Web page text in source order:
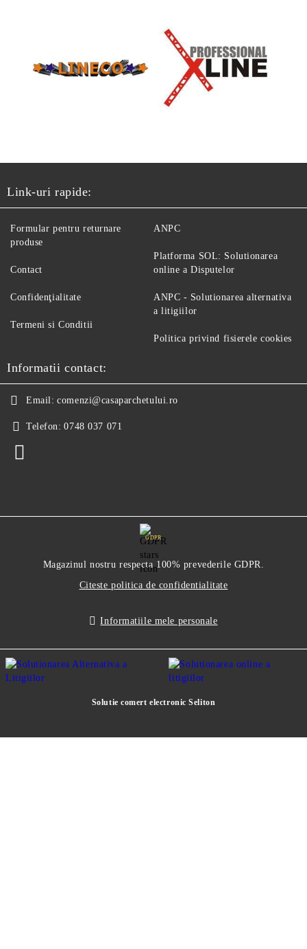
Link-uri rapide:
Formular pentru returnare
produse
Contact
Confidenţialitate
Termeni si Conditii
ANPC
Platforma SOL: Solutionarea
online a Disputelor
ANPC - Solutionarea alternativa
a litigiilor
Politica privind fisierele cookies
Informatii contact:
Email: comenzi@casaparchetului.ro
Telefon: 0748 037 071
GDPR
Magazinul nostru respecta 100% prevederile GDPR.
Citeste politica de confidentialitate
Informatiile mele personale
Solutie comert electronic Seliton